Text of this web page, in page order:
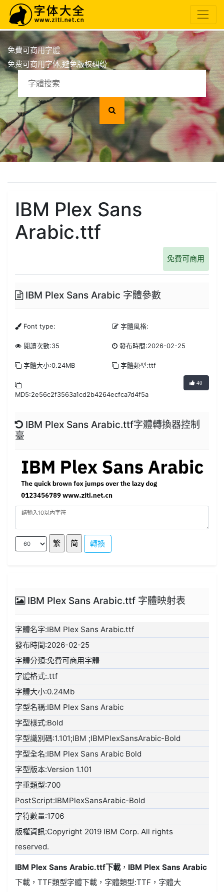
免費可商用字體
免费可商用字体,避免版权纠纷
IBM Plex Sans
Arabic.ttf
免費可商用
IBM Plex Sans Arabic 字體參數
Font type: 字體風格:
閱讀次數:35 發布時間:2026-02-25
字體大小:0.24MB 字體類型:ttf
MD5:2e56c2f3563a1cd2b4264ecfca7d4f5a
40
IBM Plex Sans Arabic.ttf字體轉換器控制
臺
轉換
IBM Plex Sans Arabic.ttf 字體映射表
字體名字:IBM Plex Sans Arabic.ttf
發布時間:2026-02-25
字體分類:免費可商用字體
字體格式:.ttf
字體大小:0.24Mb
字型名稱:IBM Plex Sans Arabic
字型樣式:Bold
字型識別碼:1.101;IBM ;IBMPlexSansArabic-Bold
字型全名:IBM Plex Sans Arabic Bold
字型版本:Version 1.101
字重類型:700
PostScript:IBMPlexSansArabic-Bold
字符數量:1706
版權資訊:Copyright 2019 IBM Corp. All rights
reserved.
IBM Plex Sans Arabic.ttf下載， IBM Plex Sans Arabic
下載，TTF類型字體下載，字體類型:TTF ，字體大